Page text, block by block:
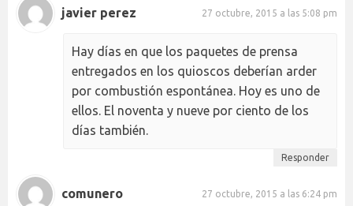
javier perez 27 octubre, 2015 a las 5:08 pm
Hay días en que los paquetes de prensa
entregados en los quioscos deberían arder
por combustión espontánea. Hoy es uno de
ellos. El noventa y nueve por ciento de los
días también.
Responder
comunero 27 octubre, 2015 a las 6:24 pm